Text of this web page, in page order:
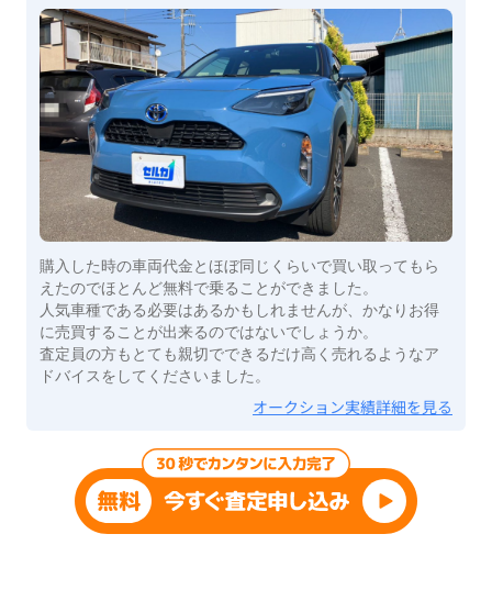
購入した時の車両代金とほぼ同じくらいで買い取ってもら
えたのでほとんど無料で乗ることができました。
人気車種である必要はあるかもしれませんが、かなりお得
に売買することが出来るのではないでしょうか。
査定員の方もとても親切でできるだけ高く売れるようなア
ドバイスをしてくださいました。
オークション実績詳細を見る